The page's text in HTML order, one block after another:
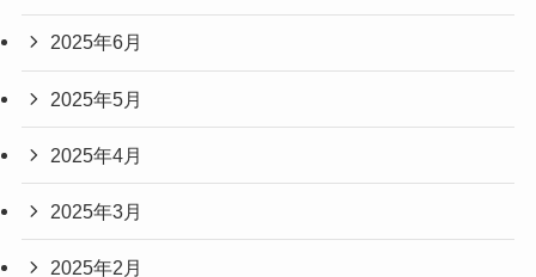
2025年6月
2025年5月
2025年4月
2025年3月
2025年2月